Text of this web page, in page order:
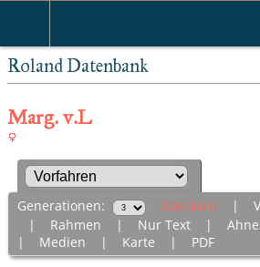
Roland Datenbank
Marg. v.L
Generationen: Standard |
| Rahmen | Nur Text|
| Medien | Karte | PDF